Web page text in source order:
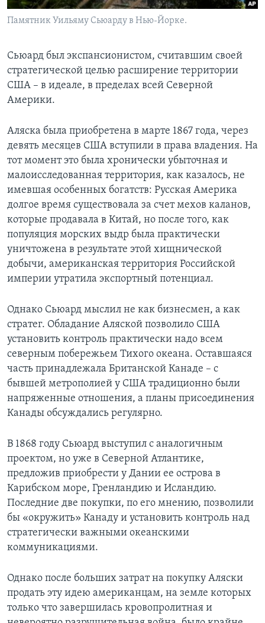
Памятник Уильяму Сьюарду в Нью-Йорке.
Сьюард был экспансионистом, считавшим своей
стратегической целью расширение территории
США – в идеале, в пределах всей Северной
Америки.
Аляска была приобретена в марте 1867 года, через
девять месяцев США вступили в права владения. На
тот момент это была хронически убыточная и
малоисследованная территория, как казалось, не
имевшая особенных богатств: Русская Америка
долгое время существовала за счет мехов каланов,
которые продавала в Китай, но после того, как
популяция морских выдр была практически
уничтожена в результате этой хищнической
добычи, американская территория Российской
империи утратила экспортный потенциал.
Однако Сьюард мыслил не как бизнесмен, а как
стратег. Обладание Аляской позволило США
установить контроль практически надо всем
северным побережьем Тихого океана. Оставшаяся
часть принадлежала Британской Канаде – с
бывшей метрополией у США традиционно были
напряженные отношения, а планы присоединения
Канады обсуждались регулярно.
В 1868 году Сьюард выступил с аналогичным
проектом, но уже в Северной Атлантике,
предложив приобрести у Дании ее острова в
Карибском море, Гренландию и Исландию.
Последние две покупки, по его мнению, позволили
бы «окружить» Канаду и установить контроль над
стратегически важными океанскими
коммуникациями.
Однако после больших затрат на покупку Аляски
продать эту идею американцам, на земле которых
только что завершилась кровопролитная и